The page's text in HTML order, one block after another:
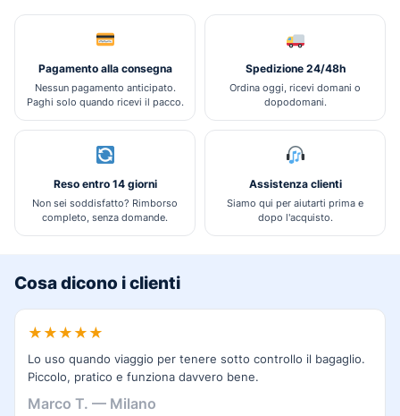
Pagamento alla consegna
Nessun pagamento anticipato.
Paghi solo quando ricevi il pacco.
Spedizione 24/48h
Ordina oggi, ricevi domani o
dopodomani.
Reso entro 14 giorni
Non sei soddisfatto? Rimborso
completo, senza domande.
Assistenza clienti
Siamo qui per aiutarti prima e
dopo l'acquisto.
Cosa dicono i clienti
★★★★★
Lo uso quando viaggio per tenere sotto controllo il bagaglio.
Piccolo, pratico e funziona davvero bene.
Marco T. — Milano